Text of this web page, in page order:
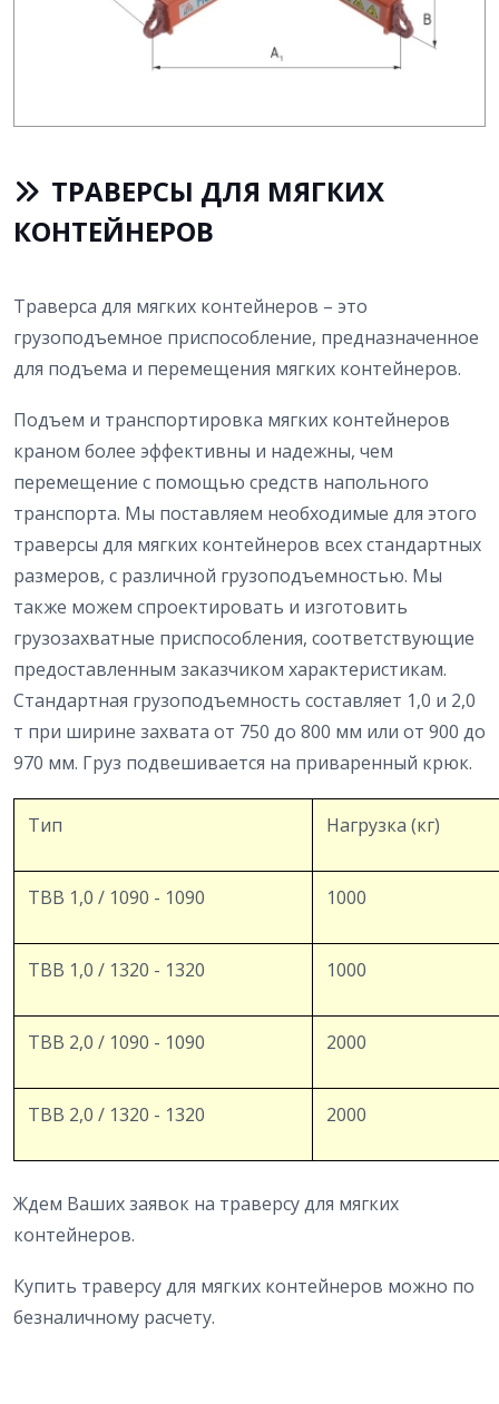
ТРАВЕРСЫ ДЛЯ МЯГКИХ
КОНТЕЙНЕРОВ
Траверса для мягких контейнеров – это
грузоподъемное приспособление, предназначенное
для подъема и перемещения мягких контейнеров.
Подъем и транспортировка мягких контейнеров
краном более эффективны и надежны, чем
перемещение с помощью средств напольного
транспорта. Мы поставляем необходимые для этого
траверсы для мягких контейнеров всех стандартных
размеров, с различной грузоподъемностью. Мы
также можем спроектировать и изготовить
грузозахватные приспособления, соответствующие
предоставленным заказчиком характеристикам.
Стандартная грузоподъемность составляет 1,0 и 2,0
т при ширине захвата от 750 до 800 мм или от 900 до
970 мм. Груз подвешивается на приваренный крюк.
Тип Нагрузка (кг)
TBB 1,0 / 1090 - 1090 1000
TBB 1,0 / 1320 - 1320 1000
TBB 2,0 / 1090 - 1090 2000
TBB 2,0 / 1320 - 1320 2000
Ждем Ваших заявок на траверсу для мягких
контейнеров.
Купить траверсу для мягких контейнеров можно по
безналичному расчету.